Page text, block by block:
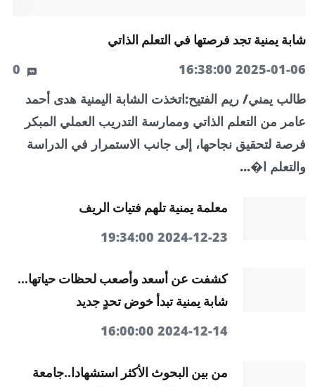
شابة يمنية تجد فرصتها في التعلم الذاتي
2025-01-06 16:38:00
طالب يمني/ ريم الفتيح:اتخذت الشابة اليمنية هدى أحمد
عامر من التعلم الذاتي وممارسة التدريب العملي المبكر
فرصة لتحقيق نجاحها، إلى جانب الاستمرار في الدراسة
والتعلم ا�...
معلمة يمنية تلهم فتيات الريف
2024-12-23 19:34:00
كشفت عن أسعد وأصعب لحظات حياتها...
شابة يمنية تبدأ خوض تحدٍ جديد
2024-12-14 16:00:00
من بين البحوث الأكثر استشهادا..جامعة